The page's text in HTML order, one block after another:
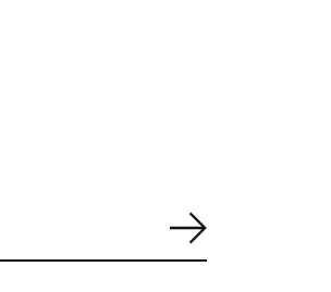
S'abonner